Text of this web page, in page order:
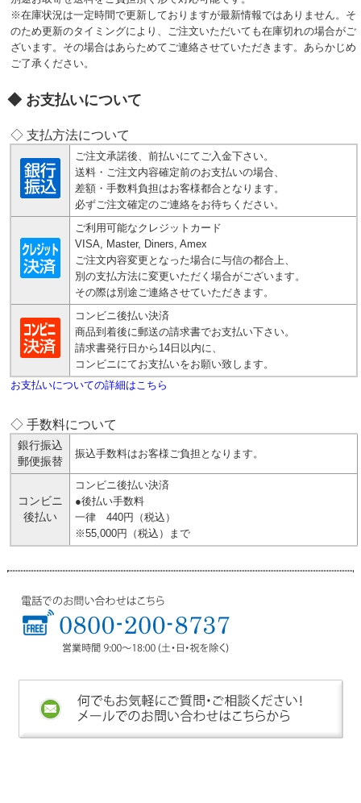
※在庫状況は一定時間で更新しておりますが最新情報ではありません。そ
のため更新のタイミングにより、ご注文いただいても在庫切れの場合がご
ざいます。その場合はあらためてご連絡させていただきます。あらかじめ
ご了承ください。
お支払いについて
◇ 支払方法について
ご注文承諾後、前払いにてご入金下さい。
送料・ご注文内容確定前のお支払いの場合、
差額・手数料負担はお客様都合となります。
必ずご注文確定のご連絡をお待ちください。
ご利用可能なクレジットカード
VISA, Master, Diners, Amex
ご注文内容変更となった場合に与信の都合上、
別の支払方法に変更いただく場合がございます。
その際は別途ご連絡させていただきます。
コンビニ後払い決済
商品到着後に郵送の請求書でお支払い下さい。
請求書発行日から14日以内に、
コンビニにてお支払いをお願い致します。
お支払いについての詳細はこちら
◇ 手数料について
銀行振込
郵便振替
振込手数料はお客様ご負担となります。
コンビニ
後払い
コンビニ後払い決済
●後払い手数料
一律 440円（税込）
※55,000円（税込）まで